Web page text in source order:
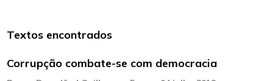
Textos encontrados
Corrupção combate-se com democracia